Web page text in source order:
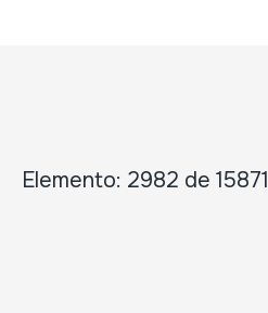
Elemento: 2982 de 15871